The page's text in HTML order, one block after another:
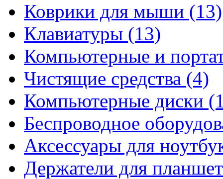
Коврики для мыши (13)
Клавиатуры (13)
Компьютерные и
Чистящие средства (4)
Компьютерные диски
Беспроводное
Аксессуары для
Держатели для